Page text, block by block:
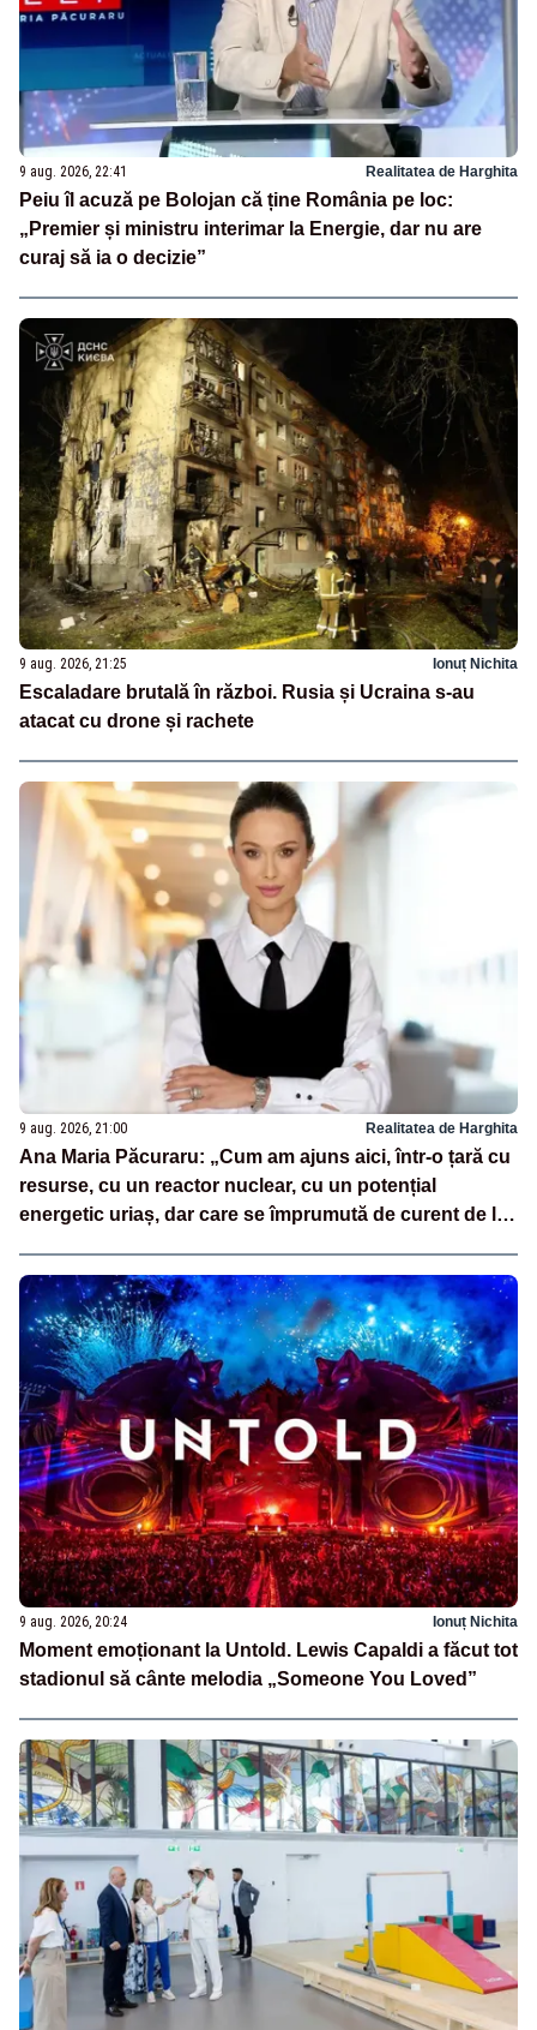
9 aug. 2026, 22:41 Realitatea de Harghita
Peiu îl acuză pe Bolojan că ține România pe loc:
„Premier și ministru interimar la Energie, dar nu are
curaj să ia o decizie”
9 aug. 2026, 21:25 Ionuț Nichita
Escaladare brutală în război. Rusia și Ucraina s-au
atacat cu drone și rachete
9 aug. 2026, 21:00 Realitatea de Harghita
Ana Maria Păcuraru: „Cum am ajuns aici, într-o țară cu
resurse, cu un reactor nuclear, cu un potențial
energetic uriaș, dar care se împrumută de curent de la
9 aug. 2026, 20:24 Ionuț Nichita
Moment emoționant la Untold. Lewis Capaldi a făcut tot
stadionul să cânte melodia „Someone You Loved”